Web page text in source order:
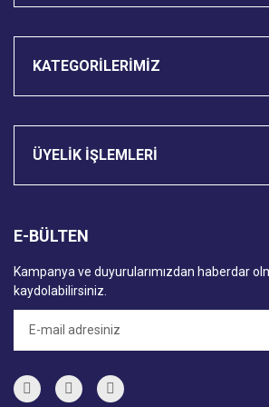
KATEGORİLERİMİZ
ÜYELİK İŞLEMLERİ
E-BÜLTEN
Kampanya ve duyurularımızdan haberdar
kaydolabilirsiniz.